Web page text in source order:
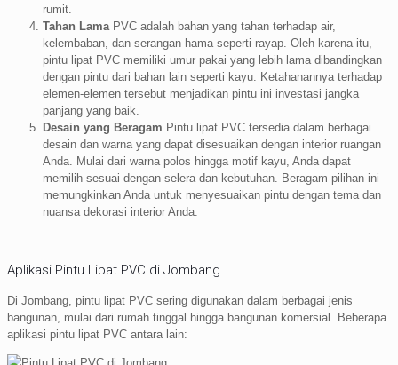
rumit.
Tahan Lama PVC adalah bahan yang tahan terhadap air,
kelembaban, dan serangan hama seperti rayap. Oleh karena itu,
pintu lipat PVC memiliki umur pakai yang lebih lama dibandingkan
dengan pintu dari bahan lain seperti kayu. Ketahanannya terhadap
elemen-elemen tersebut menjadikan pintu ini investasi jangka
panjang yang baik.
Desain yang Beragam Pintu lipat PVC tersedia dalam berbagai
desain dan warna yang dapat disesuaikan dengan interior ruangan
Anda. Mulai dari warna polos hingga motif kayu, Anda dapat
memilih sesuai dengan selera dan kebutuhan. Beragam pilihan ini
memungkinkan Anda untuk menyesuaikan pintu dengan tema dan
nuansa dekorasi interior Anda.
Aplikasi Pintu Lipat PVC di Jombang
Di Jombang, pintu lipat PVC sering digunakan dalam berbagai jenis
bangunan, mulai dari rumah tinggal hingga bangunan komersial. Beberapa
aplikasi pintu lipat PVC antara lain: